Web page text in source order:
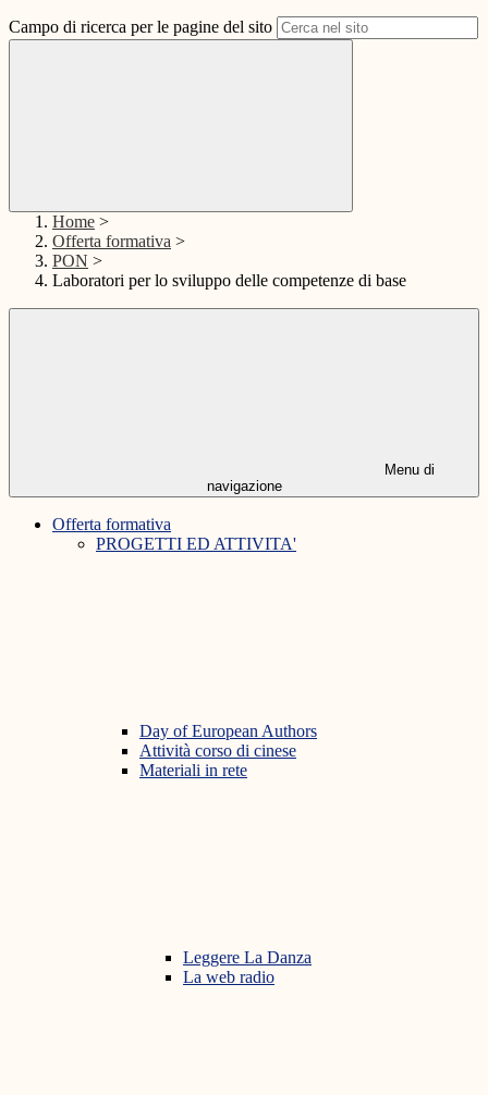
Campo di ricerca per le pagine del sito
Home >
Offerta formativa >
PON >
Laboratori per lo sviluppo delle competenze di base
Menu di
navigazione
Offerta formativa
PROGETTI ED ATTIVITA'
Day of European Authors
Attività corso di cinese
Materiali in rete
Leggere La Danza
La web radio